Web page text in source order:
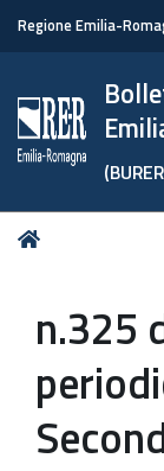
Regione Emilia-
Tu
n.325